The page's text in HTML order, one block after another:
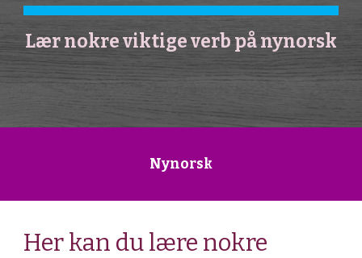
Lær nokre viktige verb på nynorsk
Nynorsk
Her kan du lære nokre